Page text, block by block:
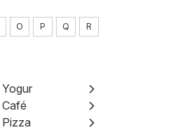
O P Q R
Yogur
Café
Pizza